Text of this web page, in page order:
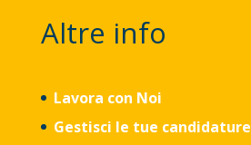
Altre info
Lavora con Noi
Gestisci le tue candidature